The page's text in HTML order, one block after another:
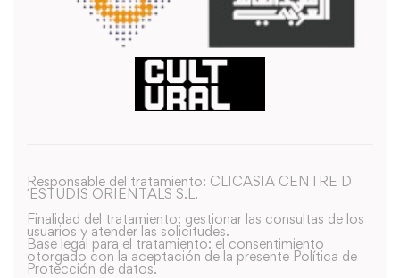
Responsable del tratamiento: CLICASIA CENTRE D
´ESTUDIS ORIENTALS S.L.
Finalidad del tratamiento: gestionar las consultas de los
usuarios y atender las solicitudes.
Base legal para el tratamiento: el consentimiento
otorgado con la aceptación de la presente Política de
Protección de datos.